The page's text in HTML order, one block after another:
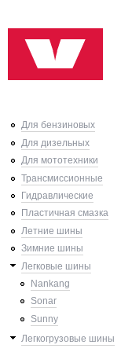
Для бензиновых
Для дизельных
Для мототехники
Трансмиссионные
Гидравлические
Пластичная смазка
Летние шины
Зимние шины
Легковые шины
Nankang
Sonar
Sunny
Легкогрузовые шины